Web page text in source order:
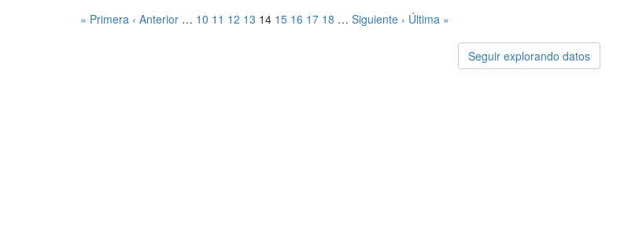
« Primera ‹ Anterior … 10 11 12 13 14 15 16 17 18 … Siguiente › Última »
Seguir explorando datos